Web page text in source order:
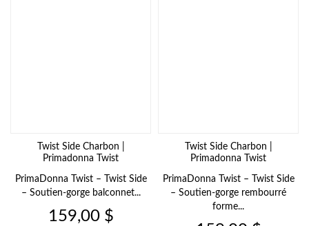
Twist Side Charbon |
Primadonna Twist
PrimaDonna Twist – Twist Side
– Soutien-gorge balconnet...
Prix
159,00 $
Twist Side Charbon |
Primadonna Twist
PrimaDonna Twist – Twist Side
– Soutien-gorge rembourré
forme...